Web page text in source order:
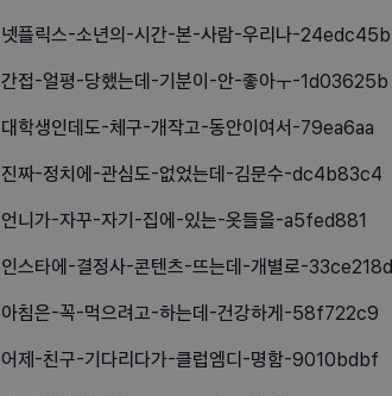
넷플릭스-소년의-시간-본-사람-우리나-24edc45b
간접-얼평-당했는데-기분이-안-좋아ㅜ-1d03625b
대학생인데도-체구-개작고-동안이여서-79ea6aa
진짜-정치에-관심도-없었는데-김문수-dc4b83c4
언니가-자꾸-자기-집에-있는-옷들을-a5fed881
인스타에-결정사-콘텐츠-뜨는데-개별로-33ce218d
아침은-꼭-먹으려고-하는데-건강하게-58f722c9
어제-친구-기다리다가-클럽엠디-명함-9010bdbf